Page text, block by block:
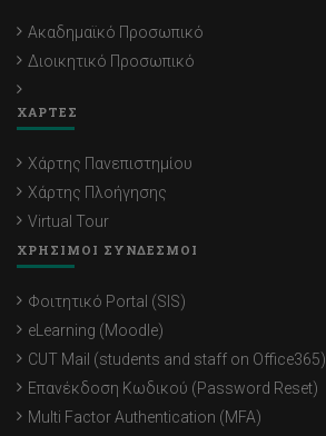
Ακαδημαϊκό Προσωπικό
Διοικητικό Προσωπικό
ΧΑΡΤΕΣ
Χάρτης Πανεπιστημίου
Χάρτης Πλοήγησης
Virtual Tour
ΧΡΗΣΙΜΟΙ ΣΥΝΔΕΣΜΟΙ
Φοιτητικό Portal (SIS)
eLearning (Moodle)
CUT Mail (students and staff on Office365)
Επανέκδοση Κωδικού (Password Reset)
Multi Factor Authentication (MFA)